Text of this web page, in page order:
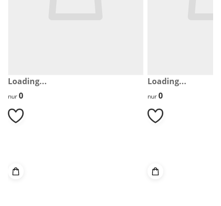
Loading...
0
nur0
Loading...
0
nur0